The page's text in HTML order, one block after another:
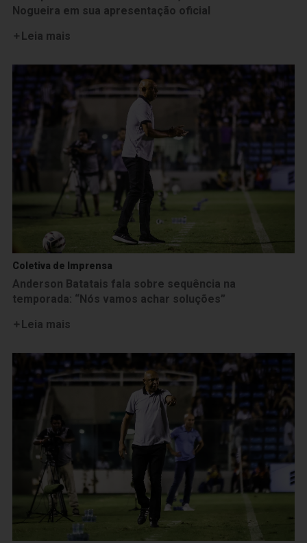
Nogueira em sua apresentação oficial
Leia mais
Coletiva de Imprensa
Anderson Batatais fala sobre sequência na
temporada: “Nós vamos achar soluções”
Leia mais